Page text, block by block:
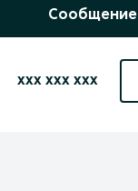
Сообщение
xxx xxx xxx